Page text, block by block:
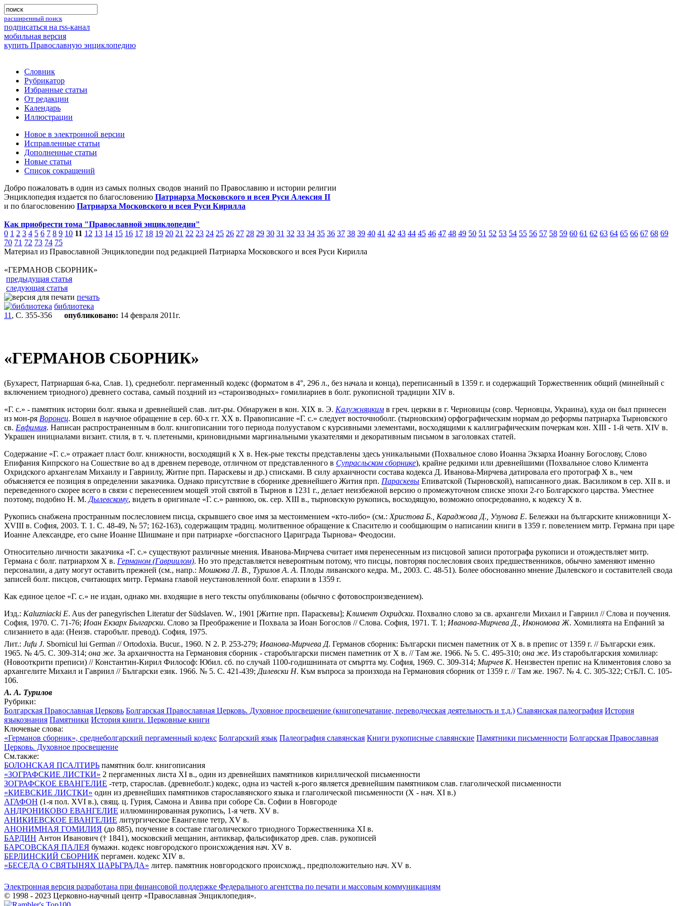
расширенный поиск
подписаться на rss-канал
мобильная версия
купить Православную энциклопедию
Словник
Рубрикатор
Избранные статьи
От редакции
Календарь
Иллюстрации
Новое в электронной версии
Исправленные статьи
Дополненные статьи
Новые статьи
Список сокращений
Добро пожаловать в один из самых полных сводов знаний по Православию и истории религии
Энциклопедия издается по благословению Патриарха Московского и всея Руси Алексия II
и по благословению Патриарха Московского и всея Руси Кирилла
Как приобрести тома "Православной энциклопедии"
0 1 2 3 4 5 6 7 8 9 10 11 12 13 14 15 16 17 18 19 20 21 22 23 24 25 26 27 28 29 30 31 32 33 34 35 36 37 38 39 40 41 42 43 44 45 46 47 48 49 50 51 52 53 54 55 56 57 58 59 60 61 62 63 64 65 66 67 68 69
70 71 72 73 74 75
Материал из Православной Энциклопедии под редакцией Патриарха Московского и всея Руси Кирилла
«ГЕРМАНОВ СБОРНИК»
предыдущая статья
следующая статья
печать
библиотека
11 , С. 355-356 опубликовано: 14 февраля 2011г.
«ГЕРМАНОВ СБОРНИК»
(Бухарест, Патриаршая б-ка, Слав. 1), среднеболг. пергаменный кодекс (форматом в 4°, 296 л., без начала и конца), переписанный в 1359 г. и содержащий Торжественник общий (минейный с
включением триодного) древнего состава, самый поздний из «староизводных» гомилиариев в болг. рукописной традиции XIV в.
«Г. с.» - памятник истории болг. языка и древнейшей слав. лит-ры. Обнаружен в кон. XIX в. Э. Калужняцким в греч. церкви в г. Черновицы (совр. Черновцы, Украина), куда он был принесен
из мон-ря Воронец. Вошел в научное обращение в сер. 60-х гг. XX в. Правописание «Г. с.» следует восточноболг. (тырновским) орфографическим нормам до реформы патриарха Тырновского
св. Евфимия. Написан распространенным в болг. книгописании того периода полууставом с курсивными элементами, восходящими к каллиграфическим почеркам кон. XIII - 1-й четв. XIV в.
Украшен инициалами визант. стиля, в т. ч. плетеными, криновидными маргинальными указателями и декоративным письмом в заголовках статей.
Содержание «Г. с.» отражает пласт болг. книжности, восходящий к X в. Нек-рые тексты представлены здесь уникальными (Похвальное слово Иоанна Экзарха Иоанну Богослову, Слово
Епифания Кипрского на Сошествие во ад в древнем переводе, отличном от представленного в Супрасльском сборнике), крайне редкими или древнейшими (Похвальное слово Климента
Охридского архангелам Михаилу и Гавриилу, Житие прп. Параскевы и др.) списками. В силу архаичности состава кодекса Д. Иванова-Мирчева датировала его протограф X в., чем
объясняется ее позиция в определении заказчика. Однако присутствие в сборнике древнейшего Жития прп. Параскевы Епиватской (Тырновской), написанного диак. Василиком в сер. XII в. и
переведенного скорее всего в связи с перенесением мощей этой святой в Тырнов в 1231 г., делает неизбежной версию о промежуточном списке эпохи 2-го Болгарского царства. Уместнее
поэтому, подобно Н. М. Дылевскому, видеть в оригинале «Г. с.» раннюю, ок. сер. XIII в., тырновскую рукопись, восходящую, возможно опосредованно, к кодексу X в.
Рукопись снабжена пространным послесловием писца, скрывшего свое имя за местоимением «кто-либо» (см.: Христова Б. Караджова Д. Узунова Е. Бележки на българските книжовници X-
XVIII в. София, 2003. Т. 1. С. 48-49, № 57; 162-163), содержащим традиц. молитвенное обращение к Спасителю и сообщающим о написании книги в 1359 г. повелением митр. Германа при царе
Иоанне Александре, его сыне Иоанне Шишмане и при патриархе «богспасного Цариграда Тырнова» Феодосии.
Относительно личности заказчика «Г. с.» существуют различные мнения. Иванова-Мирчева считает имя перенесенным из писцовой записи протографа рукописи и отождествляет митр.
Германа с болг. патриархом X в. Германом (Гавриилом). Но это представляется невероятным потому, что писцы, повторяя послесловия своих предшественников, обычно заменяют именно
персоналии, а дату могут оставить прежней (см., напр.: Мошкова Л. В. Турилов А. А. Плоды ливанского кедра. М., 2003. С. 48-51). Более обоснованно мнение Дылевского и составителей свода
записей болг. писцов, считающих митр. Германа главой неустановленной болг. епархии в 1359 г.
Как единое целое «Г. с.» не издан, однако мн. входящие в него тексты опубликованы (обычно с фотовоспроизведением).
Изд.: Kaluzniacki E. Aus der panegyrischen Literatur der Südslaven. W., 1901 [Житие прп. Параскевы]; Климент Охридски. Похвално слово за св. архангели Михаил и Гавриил // Слова и поучения.
София, 1970. С. 71-76; Иоан Екзарх Български. Слово за Преображение и Похвала за Иоан Богослов // Слова. София, 1971. Т. 1; Иванова-Мирчева Д. Икономова Ж. Хомилията на Епфаний за
слизанието в ада: (Неизв. старобълг. превод). София, 1975.
Лит.: Jufu J. Sbornicul lui German // Ortodoxia. Bucur., 1960. N 2. P. 253-279; Иванова-Мирчева Д. Германов сборник: Български писмен паметник от X в. в препис от 1359 г. // Български език.
1965. № 4/5. С. 309-314; она же. За архаичността на Германовия сборник - старобългарски писмен паметник от X в. // Там же. 1966. № 5. С. 495-310; она же. Из старобългарския хомилиар:
(Новооткрити преписи) // Константин-Кирил Философ: Юбил. сб. по случай 1100-годишнината от смъртта му. София, 1969. С. 309-314; Мирчев К. Неизвестен препис на Климентовия слово за
архангелите Михаил и Гавриил // Български език. 1966. № 5. С. 421-439; Дилевски Н. Към въпроса за произхода на Германовия сборник от 1359 г. // Там же. 1967. № 4. С. 305-322; СтБЛ. С. 105-
106.
А. А. Турилов
Рубрики:
Болгарская Православная Церковь Болгарская Православная Церковь. Духовное просвещение (книгопечатание, переводческая деятельность и т.д.) Славянская палеография История
языкознания Памятники История книги. Церковные книги
Ключевые слова:
«Германов сборник», среднеболгарский пергаменный кодекс Болгарский язык Палеография славянская Книги рукописные славянские Памятники письменности Болгарская Православная
Церковь. Духовное просвещение
См.также:
БОЛОНСКАЯ ПСАЛТИРЬ памятник болг. книгописания
«ЗОГРАФСКИЕ ЛИСТКИ» 2 пергаменных листа XI в., один из древнейших памятников кириллической письменности
ЗОГРАФСКОЕ ЕВАНГЕЛИЕ -тетр, старослав. (древнеболг.) кодекс, одна из частей к-рого является древнейшим памятником слав. глаголической письменности
«КИЕВСКИЕ ЛИСТКИ» один из древнейших памятников старославянского языка и глаголической письменности (X - нач. XI в.)
АГАФОН (1-я пол. XVI в.), свящ. ц. Гурия, Самона и Авива при соборе Св. Софии в Новгороде
АНДРОНИКОВО ЕВАНГЕЛИЕ иллюминированная рукопись, 1-я четв. XV в.
АНИКИЕВСКОЕ ЕВАНГЕЛИЕ литургическое Евангелие тетр, XV в.
АНОНИМНАЯ ГОМИЛИЯ (до 885), поучение в составе глаголического триодного Торжественника XI в.
БАРДИН Антон Иванович († 1841), московский мещанин, антиквар, фальсификатор древ. слав. рукописей
БАРСОВСКАЯ ПАЛЕЯ бумажн. кодекс новгородского происхождения нач. XV в.
БЕРЛИНСКИЙ СБОРНИК пергамен. кодекс XIV в.
«БЕСЕДА О СВЯТЫНЯХ ЦАРЬГРАДА» литер. памятник новгородского происхожд., предположительно нач. XV в.
Электронная версия разработана при финансовой поддержке Федерального агентства по печати и массовым коммуникациям
© 1998 - 2023 Церковно-научный центр «Православная Энциклопедия».